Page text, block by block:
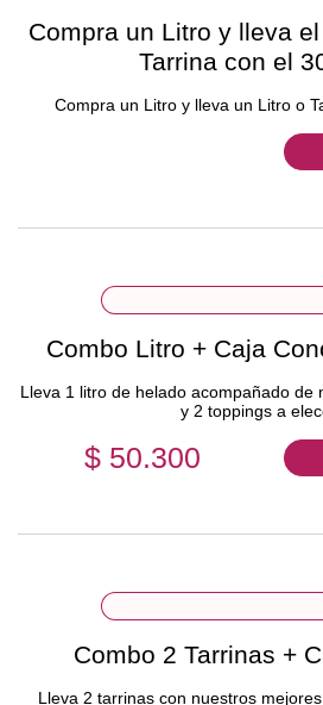
Compra un Litro y lleva
Tarrina con el
Compra un Litro y lleva un Litro o
Combo Litro + Caja
Lleva 1 litro de helado acompañado de
y 2 toppings a
$ 50.300
Combo 2 Tarrinas +
Lleva 2 tarrinas con nuestros